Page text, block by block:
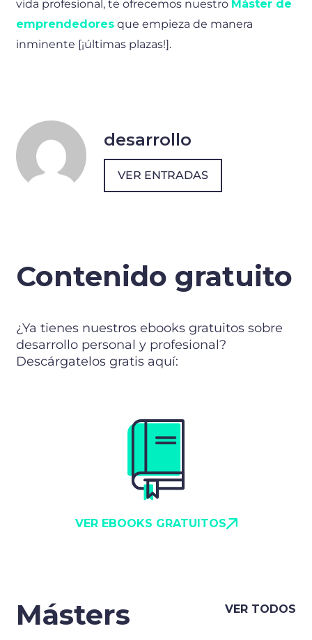
vida profesional, te ofrecemos nuestro Máster de
emprendedores que empieza de manera
inminente [¡últimas plazas!].
desarrollo
VER ENTRADAS
Contenido gratuito
¿Ya tienes nuestros ebooks gratuitos sobre
desarrollo personal y profesional?
Descárgatelos gratis aquí:
VER EBOOKS GRATUITOS
Másters VER TODOS